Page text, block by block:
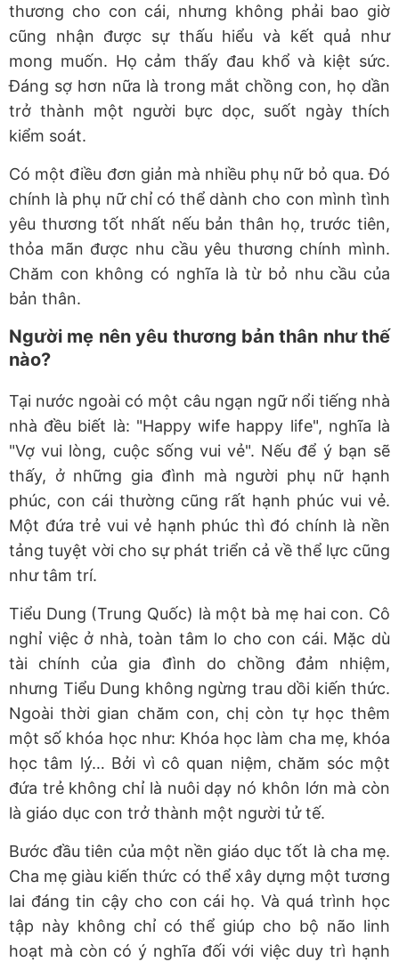
thương cho con cái, nhưng không phải bao giờ
cũng nhận được sự thấu hiểu và kết quả như
mong muốn. Họ cảm thấy đau khổ và kiệt sức.
Đáng sợ hơn nữa là trong mắt chồng con, họ dần
trở thành một người bực dọc, suốt ngày thích
kiểm soát.
Có một điều đơn giản mà nhiều phụ nữ bỏ qua. Đó
chính là phụ nữ chỉ có thể dành cho con mình tình
yêu thương tốt nhất nếu bản thân họ, trước tiên,
thỏa mãn được nhu cầu yêu thương chính mình.
Chăm con không có nghĩa là từ bỏ nhu cầu của
bản thân.
Người mẹ nên yêu thương bản thân như thế
nào?
Tại nước ngoài có một câu ngạn ngữ nổi tiếng nhà
nhà đều biết là: "Happy wife happy life", nghĩa là
"Vợ vui lòng, cuộc sống vui vẻ". Nếu để ý bạn sẽ
thấy, ở những gia đình mà người phụ nữ hạnh
phúc, con cái thường cũng rất hạnh phúc vui vẻ.
Một đứa trẻ vui vẻ hạnh phúc thì đó chính là nền
tảng tuyệt vời cho sự phát triển cả về thể lực cũng
như tâm trí.
Tiểu Dung (Trung Quốc) là một bà mẹ hai con. Cô
nghỉ việc ở nhà, toàn tâm lo cho con cái. Mặc dù
tài chính của gia đình do chồng đảm nhiệm,
nhưng Tiểu Dung không ngừng trau dồi kiến thức.
Ngoài thời gian chăm con, chị còn tự học thêm
một số khóa học như: Khóa học làm cha mẹ, khóa
học tâm lý… Bởi vì cô quan niệm, chăm sóc một
đứa trẻ không chỉ là nuôi dạy nó khôn lớn mà còn
là giáo dục con trở thành một người tử tế.
Bước đầu tiên của một nền giáo dục tốt là cha mẹ.
Cha mẹ giàu kiến thức có thể xây dựng một tương
lai đáng tin cậy cho con cái họ. Và quá trình học
tập này không chỉ có thể giúp cho bộ não linh
hoạt mà còn có ý nghĩa đối với việc duy trì hạnh